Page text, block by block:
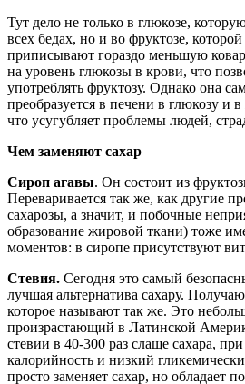
Тут дело не только в глюкозе,
всех бедах, но и во фруктозе,
приписывают гораздо меньшую
на уровень глюкозы в крови, что
употреблять фруктозу. Однако она
преобразуется в печени в глюкозу и
что усугубляет проблемы людей,
Чем заменяют сахар
Сироп агавы. Он состоит из
Переваривается так же, как другие
сахарозы, а значит, и побочные
образование жировой ткани) тоже
моментов: в сиропе присутствуют
Стевия. Сегодня это самый
лучшая альтернатива сахару.
которое называют так же. Это
произрастающий в Латинской
стевии в 40-300 раз слаще сахара,
калорийность и низкий
просто заменяет сахар, но обладает